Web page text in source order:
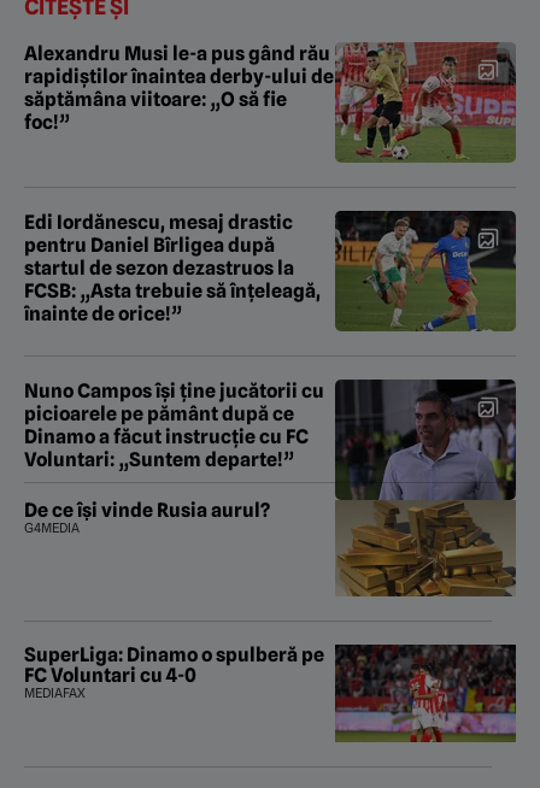
CITEȘTE ȘI
Alexandru Musi le-a pus gând rău
rapidiștilor înaintea derby-ului de
săptămâna viitoare: „O să fie
foc!”
Edi Iordănescu, mesaj drastic
pentru Daniel Bîrligea după
startul de sezon dezastruos la
FCSB: „Asta trebuie să înțeleagă,
înainte de orice!”
Nuno Campos își ține jucătorii cu
picioarele pe pământ după ce
Dinamo a făcut instrucție cu FC
Voluntari: „Suntem departe!”
De ce își vinde Rusia aurul?
G4MEDIA
SuperLiga: Dinamo o spulberă pe
FC Voluntari cu 4-0
MEDIAFAX